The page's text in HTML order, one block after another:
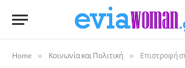
Home » Κοινωνία και Πολιτική » Επιστροφή στα σχολεία: 5